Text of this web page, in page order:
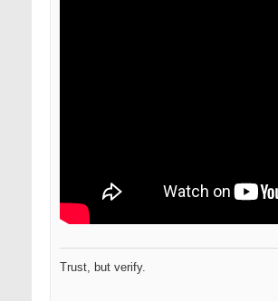
Trust, but verify.